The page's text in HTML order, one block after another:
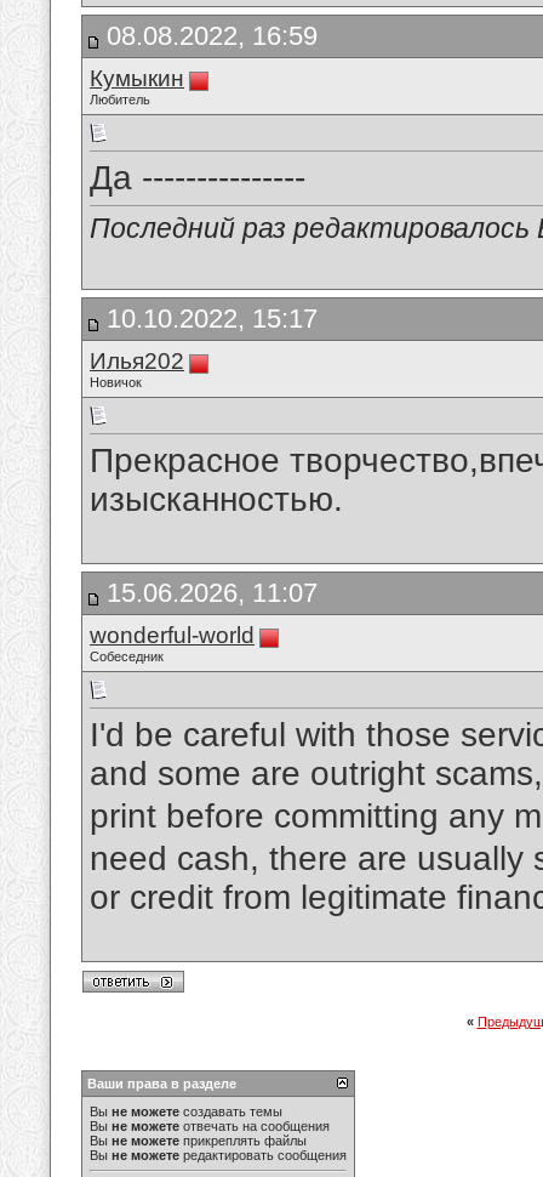
08.08.2022, 16:59
Кумыкин
Любитель
Да ---------------
Последний раз
10.10.2022, 15:17
Илья202
Новичок
Прекрасное
изысканностью.
15.06.2026, 11:07
wonderful-world
Собеседник
I'd be careful with those
and some are outright
print before committing any
need cash, there are usually
or credit from legitimate
«
Ваши права в разделе
Вы не можете создавать темы
Вы не можете отвечать на сообщения
Вы не можете прикреплять файлы
Вы не можете редактировать сообщения